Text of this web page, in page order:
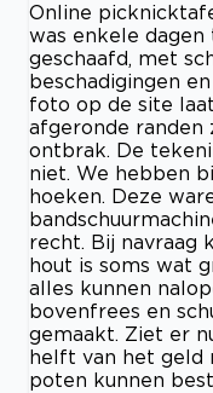
Online
was enkele
geschaafd, met
beschadigingen
foto op de site
afgeronde randen
ontbrak. De
niet. We hebben
hoeken. Deze
recht. Bij navraag
hout is soms wat
alles kunnen
bovenfrees en
gemaakt. Ziet er
helft van het geld
poten kunnen